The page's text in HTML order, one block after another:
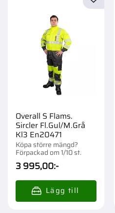
Overall S Flams.
Sircler Fl.Gul/M.Grå
Kl3 En20471
Köpa större mängd?
Förpackad om 1/10 st.
3 995,00:-
Lägg